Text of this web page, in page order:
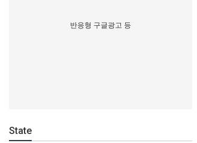
반응형 구글광고 등
State